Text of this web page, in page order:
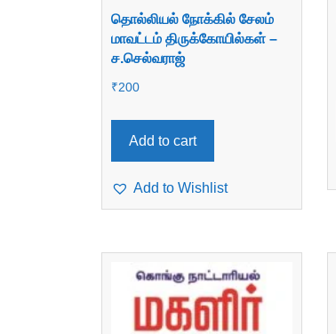
தொல்லியல் நோக்கில் சேலம்
மாவட்டம் திருக்கோயில்கள் –
ச.செல்வராஜ்
₹200
Add to cart
Add to Wishlist